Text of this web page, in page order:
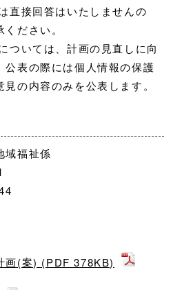
直接回答はいたしませんの
ださい。
ついては、計画の見直しに向
公表の際には個人情報の保護
の内容のみを公表します。
域福祉係
画(案) (PDF 378KB)